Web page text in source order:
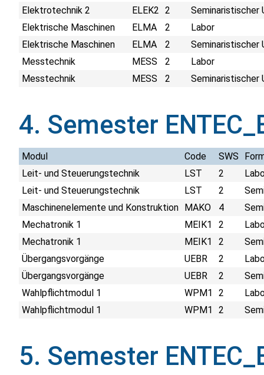
Elektrotechnik 2
ELEK2 2
Seminaristischer
Elektrische Maschinen
ELMA 2
Labor
Elektrische Maschinen
ELMA 2
Seminaristischer
Messtechnik
MESS 2
Labor
Messtechnik
MESS 2 Seminaristischer
4. Semester
Modul Code SWS
Leit- und Steuerungstechnik
LST 2
Leit- und Steuerungstechnik
LST 2
Maschinenelemente und Konstruktion MAKO 4
Mechatronik 1
MEIK1 2
Mechatronik 1
MEIK1 2
Übergangsvorgänge
UEBR 2
Übergangsvorgänge
UEBR 2
Wahlpflichtmodul 1
WPM1 2
Wahlpflichtmodul 1
WPM1 2
5. Semester